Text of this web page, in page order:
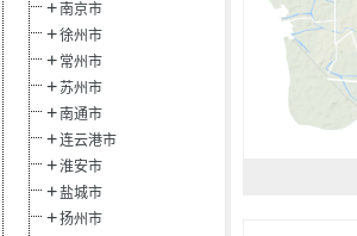
南京市
徐州市
常州市
苏州市
南通市
连云港市
淮安市
盐城市
扬州市